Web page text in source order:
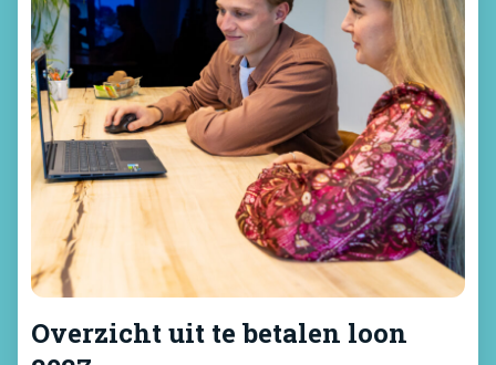
Overzicht uit te betalen loon